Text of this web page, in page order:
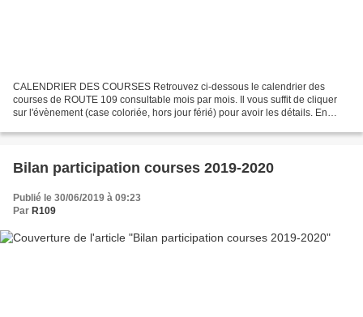
CALENDRIER DES COURSES Retrouvez ci-dessous le calendrier des
courses de ROUTE 109 consultable mois par mois. Il vous suffit de cliquer
sur l'évènement (case coloriée, hors jour férié) pour avoir les détails. En
Bilan participation courses 2019-2020
Publié le 30/06/2019 à 09:23
Par R109